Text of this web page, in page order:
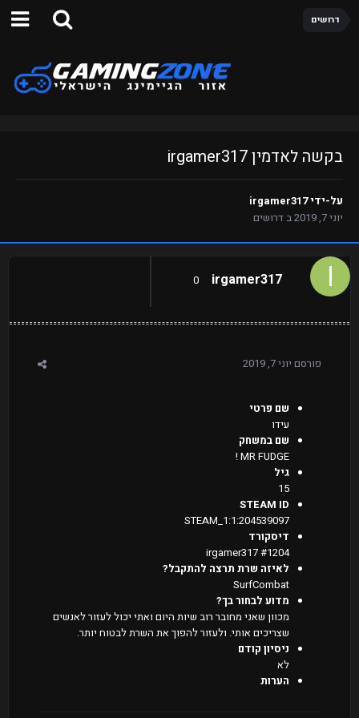
דרושים
בקשה לאדמין irgamer317
על-ידיirgamer317
יוני 7, 2019
בדרושים
irgamer317
0
פורסם יוני 7, 2019
שם פרטי
עידו
שם במשחק
MR FUDGE !
גיל
15
STEAM ID
STEAM_1:1:204539097
דיסקורד
#1204 irgamer317
לאיזה שרת תרצה להתקבל?
SurfCombat
מדוע לבחור בך?
מכוון שאני מחובר רוב שיות היום ואתי יכול לעזור לאנשים
שצריכים אותי. ולעזור להפוך את השרת לבטוח יותר.
ניסיון קודם
לא
הערות